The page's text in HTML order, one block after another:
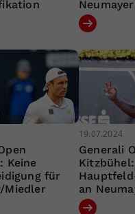
Neumayer
Keine
für
Miedler
19.07.2024
Generali
an